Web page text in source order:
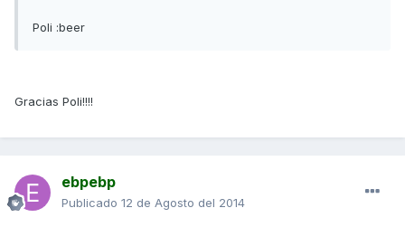
Poli :beer
Gracias Poli!!!!
ebpebp
Publicado 12 de Agosto del 2014